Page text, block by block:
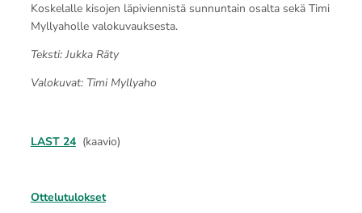
Koskelalle kisojen läpiviennistä sunnuntain osalta sekä Timi
Myllyaholle valokuvauksesta.
Teksti: Jukka Räty
Valokuvat: Timi Myllyaho
LAST 24(kaavio)
Ottelutulokset